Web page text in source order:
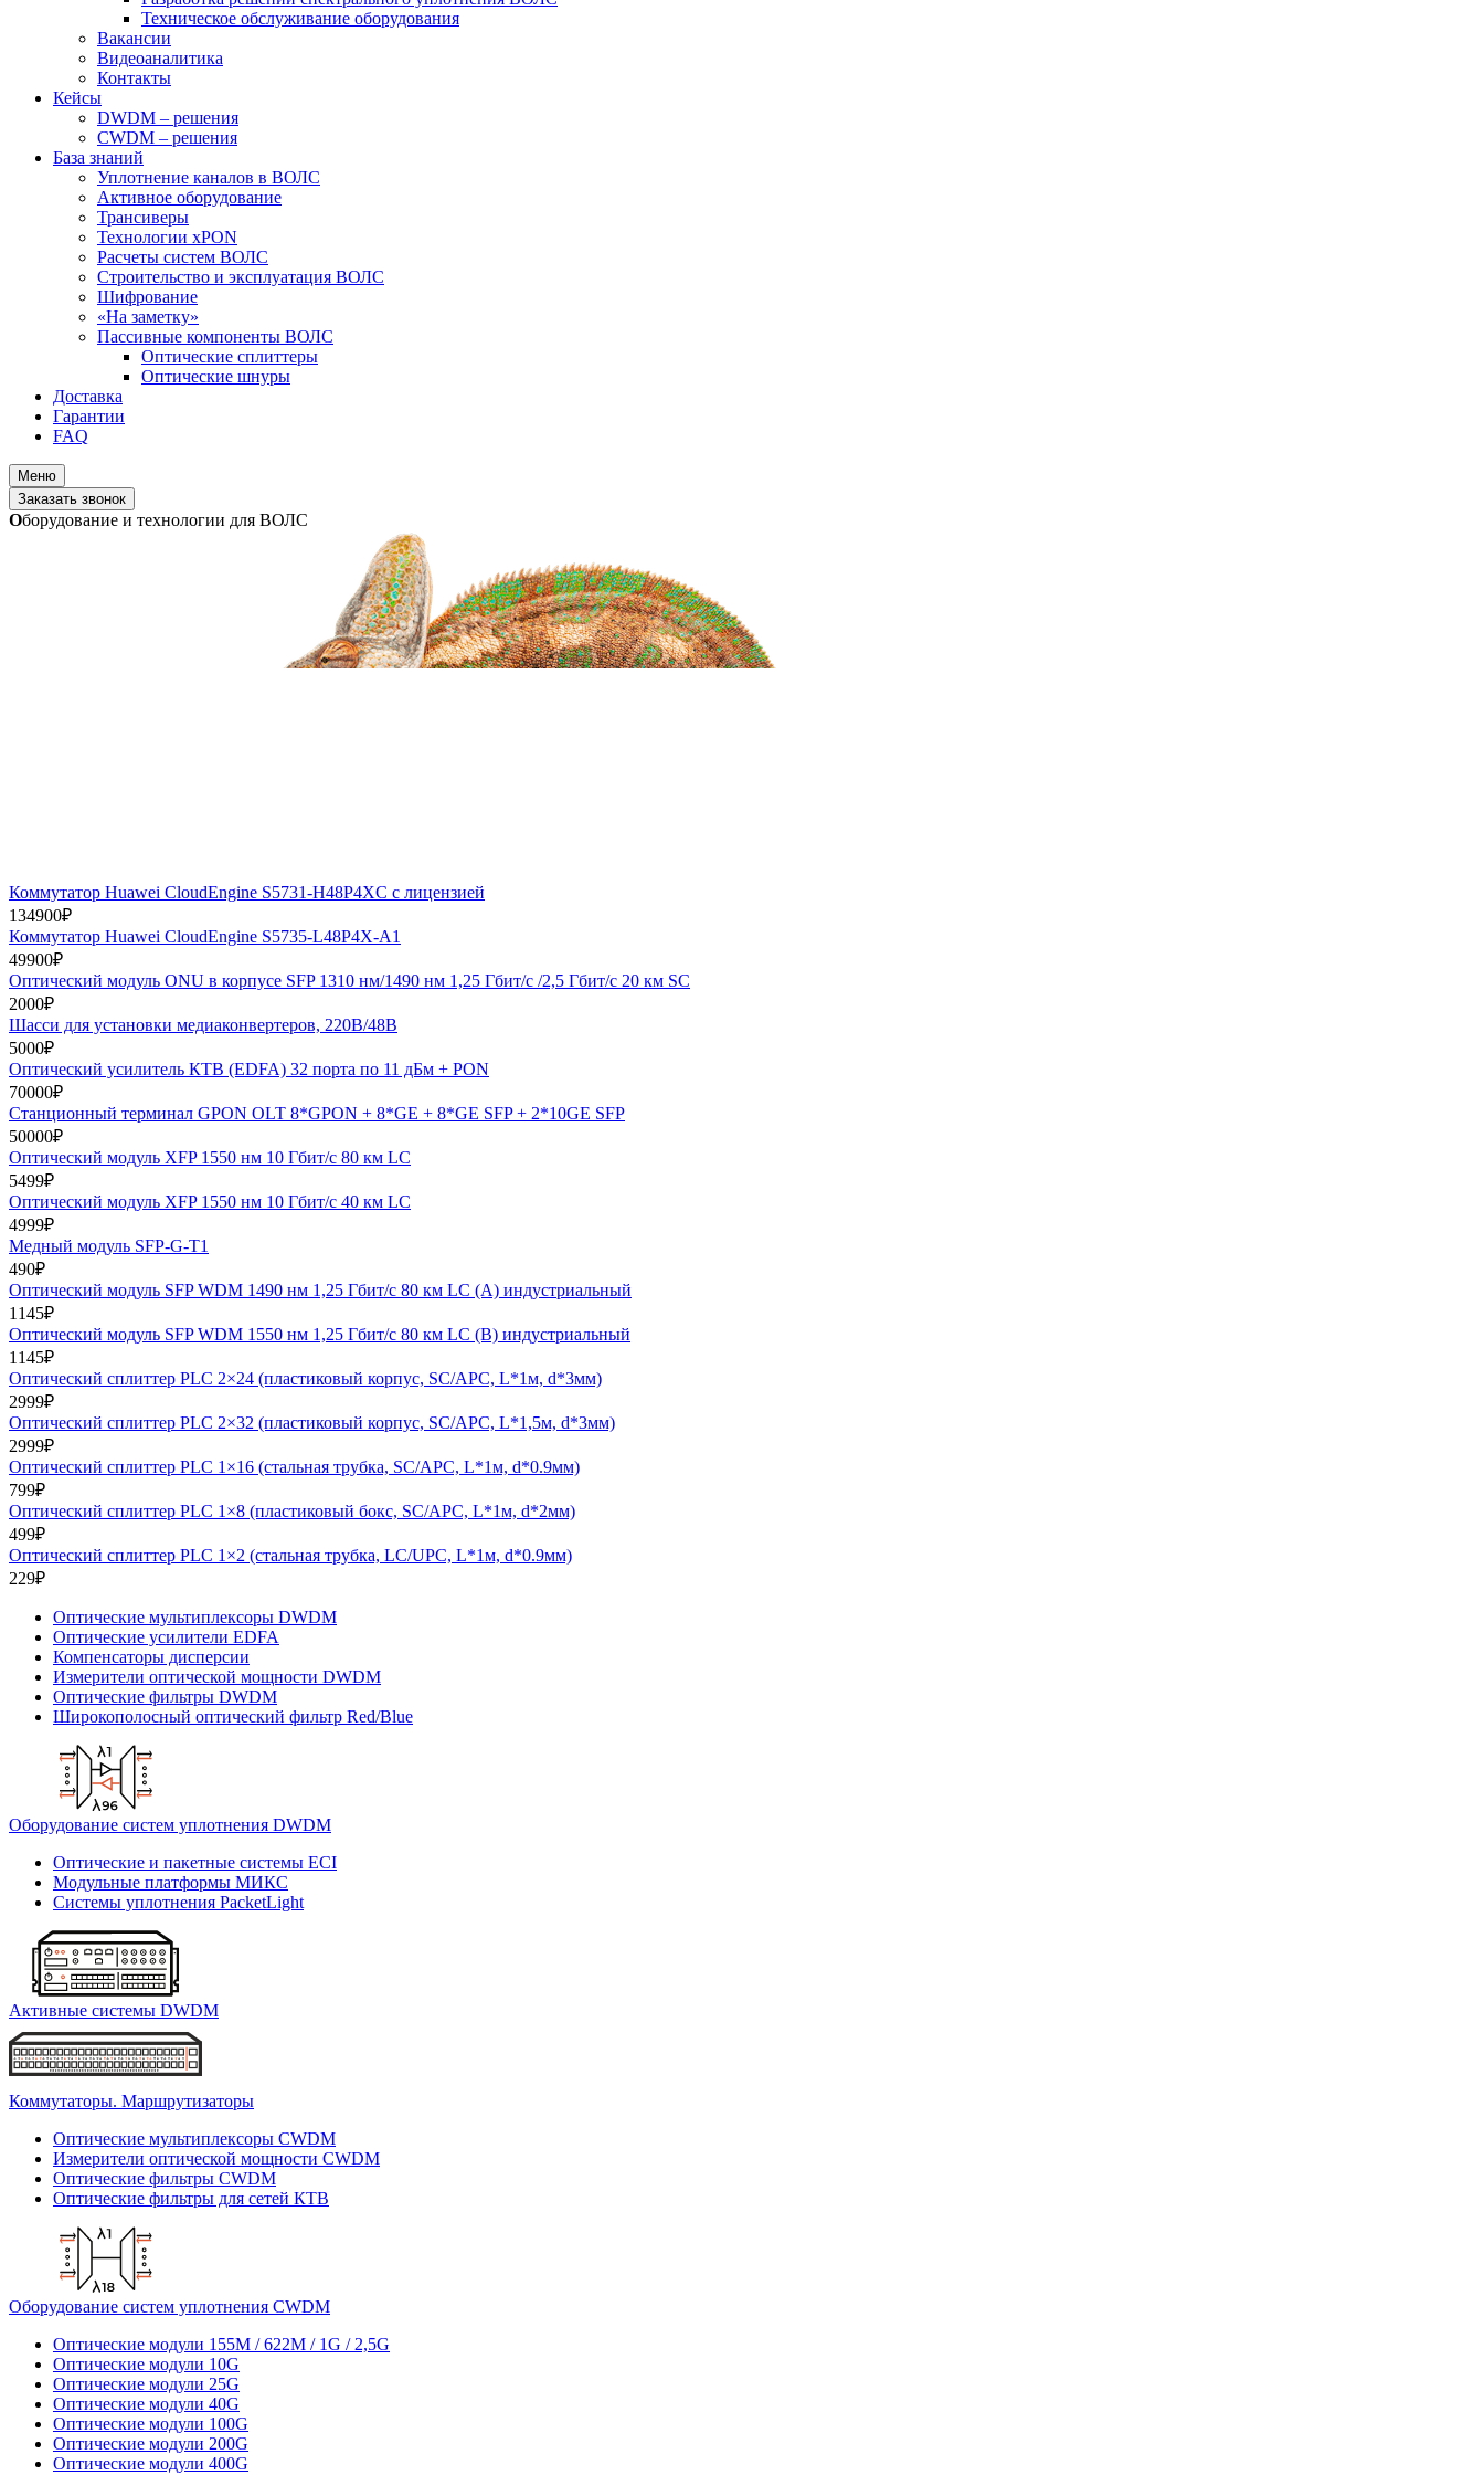
Техническое обслуживание оборудования
Вакансии
Видеоаналитика
Контакты
Кейсы
DWDM – решения
CWDM – решения
База знаний
Уплотнение каналов в ВОЛС
Активное оборудование
Трансиверы
Технологии xPON
Расчеты систем ВОЛС
Строительство и эксплуатация ВОЛС
Шифрование
«На заметку»
Пассивные компоненты ВОЛС
Оптические сплиттеры
Оптические шнуры
Доставка
Гарантии
FAQ
Меню
Заказать звонок
Оборудование и технологии для ВОЛС
Коммутатор Huawei CloudEngine S5731-H48P4XC с лицензией
134900₽
Коммутатор Huawei CloudEngine S5735-L48P4X-A1
49900₽
Оптический модуль ONU в корпусе SFP 1310 нм/1490 нм 1,25 Гбит/с /2,5 Гбит/с 20 км SC
2000₽
Шасси для установки медиаконвертеров, 220В/48B
5000₽
Оптический усилитель КТВ (EDFA) 32 порта по 11 дБм + PON
70000₽
Станционный терминал GPON OLT 8*GPON + 8*GE + 8*GE SFP + 2*10GE SFP
50000₽
Оптический модуль XFP 1550 нм 10 Гбит/с 80 км LC
5499₽
Оптический модуль XFP 1550 нм 10 Гбит/с 40 км LC
4999₽
Медный модуль SFP-G-T1
490₽
Оптический модуль SFP WDM 1490 нм 1,25 Гбит/с 80 км LC (A) индустриальный
1145₽
Оптический модуль SFP WDM 1550 нм 1,25 Гбит/с 80 км LC (B) индустриальный
1145₽
Оптический сплиттер PLC 2×24 (пластиковый корпус, SC/APC, L*1м, d*3мм)
2999₽
Оптический сплиттер PLC 2×32 (пластиковый корпус, SC/APC, L*1,5м, d*3мм)
2999₽
Оптический сплиттер PLC 1×16 (стальная трубка, SC/APC, L*1м, d*0.9мм)
799₽
Оптический сплиттер PLC 1×8 (пластиковый бокс, SC/APC, L*1м, d*2мм)
499₽
Оптический сплиттер PLC 1×2 (стальная трубка, LC/UPC, L*1м, d*0.9мм)
229₽
Оптические мультиплексоры DWDM
Оптические усилители EDFA
Компенсаторы дисперсии
Измерители оптической мощности DWDM
Оптические фильтры DWDM
Широкополосный оптический фильтр Red/Blue
Оборудование систем уплотнения DWDM
Оптические и пакетные системы ECI
Модульные платформы МИКС
Системы уплотнения PacketLight
Активные системы DWDM
Коммутаторы. Маршрутизаторы
Оптические мультиплексоры CWDM
Измерители оптической мощности CWDM
Оптические фильтры CWDM
Оптические фильтры для сетей КТВ
Оборудование систем уплотнения CWDM
Оптические модули 155M / 622M / 1G / 2,5G
Оптические модули 10G
Оптические модули 25G
Оптические модули 40G
Оптические модули 100G
Оптические модули 200G
Оптические модули 400G